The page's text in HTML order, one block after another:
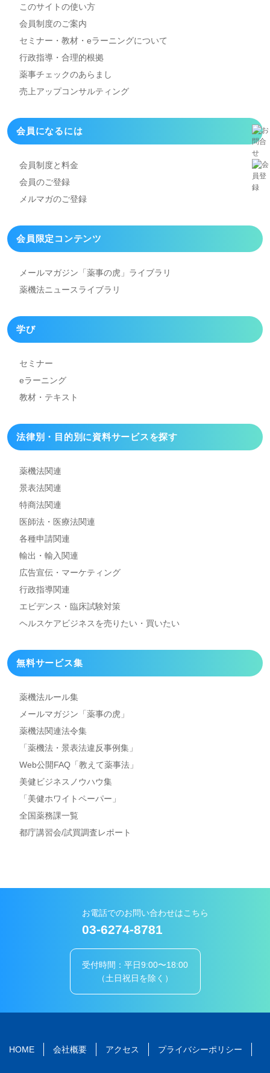
このサイトの使い方
会員制度のご案内
セミナー・教材・eラーニングについて
行政指導・合理的根拠
薬事チェックのあらまし
売上アップコンサルティング
会員になるには
会員制度と料金
会員のご登録
メルマガのご登録
会員限定コンテンツ
メールマガジン「薬事の虎」 ライブラリ
薬機法ニュースライブラリ
学び
セミナー
eラーニング
教材・テキスト
法律別・目的別に資料サービスを探す
薬機法関連
景表法関連
特商法関連
医師法・医療法関連
各種申請関連
輸出・輸入関連
広告宣伝・マーケティング
行政指導関連
エビデンス・臨床試験対策
ヘルスケアビジネスを売りたい・買いたい
無料サービス集
薬機法ルール集
メールマガジン「薬事の虎」
薬機法関連法令集
「薬機法・景表法違反事例集」
Web公開FAQ「教えて薬事法」
美健ビジネスノウハウ集
「美健ホワイトペーパー」
全国薬務課一覧
都庁講習会/試買調査レポート
お電話でのお問い合わせはこちら
03-6274-8781
受付時間：平日9:00〜18:00
（土日祝日を除く）
HOME 会社概要 アクセス プライバシーポリシー